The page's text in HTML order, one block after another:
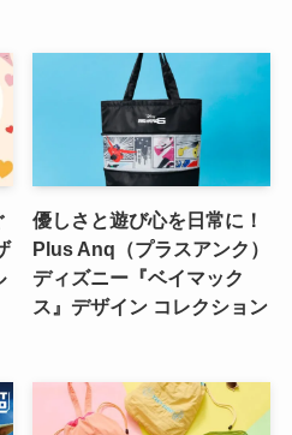
優しさと遊び心を日常に！
Plus Anq（プラスアンク）
ディズニー『ベイマック
ス』デザイン コレクション